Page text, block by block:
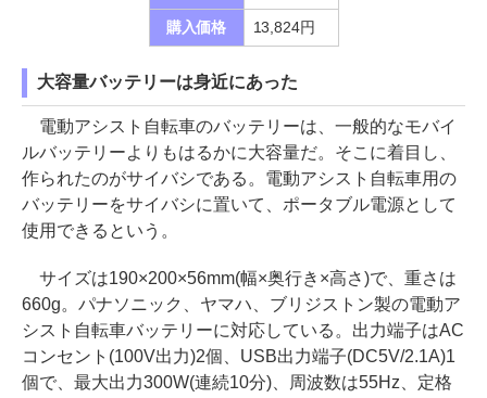
購入価格 13,824円
大容量バッテリーは身近にあった
電動アシスト自転車のバッテリーは、一般的なモバイ
ルバッテリーよりもはるかに大容量だ。そこに着目し、
作られたのがサイバシである。電動アシスト自転車用の
バッテリーをサイバシに置いて、ポータブル電源として
使用できるという。
サイズは190×200×56mm(幅×奥行き×高さ)で、重さは
660g。パナソニック、ヤマハ、ブリジストン製の電動ア
シスト自転車バッテリーに対応している。出力端子はAC
コンセント(100V出力)2個、USB出力端子(DC5V/2.1A)1
個で、最大出力300W(連続10分)、周波数は55Hz、定格